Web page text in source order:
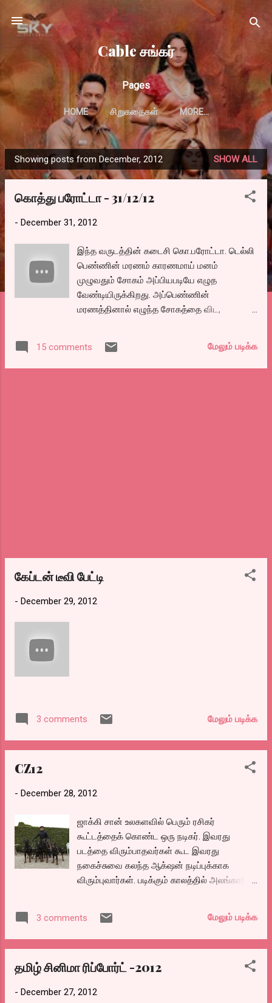
Skip to main content
Cable சங்கர்
Pages
HOME சிறுகதைகள் MORE…
P
o
Showing posts from December, 2012 SHOW ALL
கொத்து பரோட்டா - 31/12/12
- December 31, 2012
இந்த வருடத்தின் கடைசி கொ.பரோட்டா. டெல்லி
பெண்ணின் மரணம் காரணமாய் மனம்
முழுவதும் சோகம் அப்பியபடியே எழுத
வேண்டியிருக்கிறது. அப்பெண்ணின்
மரணத்தினால் எழுந்த சோகத்தை விட,
பாலியல் வன்முறைகளைப் பற்றி தெரியவரும்
போது மேலும் மனம் துன்பப்படுகிறது. இவ்வளவு
குடும்பத்தை இழந்ததால், சாப்பிடாமலோ,
சிரிக்காமலோ, காதலிக்காமலோ, கல்யாணம்
செய்யாமலோ இல்லை. வாழ்க்கை அதன்
பாட்டிற்கு ஓடும். ஓடித்தான் ஆகவேண்டும்.
15 comments மேலும் படிக்க
கேப்டன் டீவி பேட்டி
- December 29, 2012
3 comments மேலும் படிக்க
CZ12
- December 28, 2012
ஜாக்கி சான் உலகளவில் பெரும் ரசிகர்
கூட்டத்தைக் கொண்ட ஒரு நடிகர். இவரது
படத்தை விரும்பாதவர்கள் கூட இவரது
நகைச்சுவை கலந்த ஆக்‌ஷன் நடிப்புக்காக
விரும்புவார்கள். படிக்கும் காலத்தில் அலங்காரில்
நினைத்து பஸ்ஸில் புட்போர்ட் அடித்த
காலெமெல்லாம் உண்டு. அப்படி
ஹீரோக்கள் வந்தாலும் இன்றைக்கும் இவருக்கு
கொண்டுதானிருக்கிறார்களே தவிர
3 comments மேலும் படிக்க
தமிழ் சினிமா ரிப்போர்ட் -2012
- December 27, 2012